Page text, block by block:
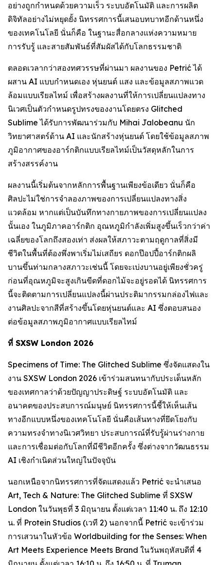
อย่างถูกกำหนดด้วยความเร็ว ระบบอัตโนมัติ และการผลิต
ดิจิทัลอย่างไม่หยุดยั้ง นิทรรศการนี้เสนอบทบาทอีกด้านหนึ่ง
ของเทคโนโลยี นั่นก็คือ ในฐานะสื่อกลางแห่งความหมาย
การรับรู้ และสายสัมพันธ์ที่สัมผัสได้กับโลกธรรมชาติ
ตลอดเวลากว่าสองทศวรรษที่ผ่านมา ผลงานของ Petrić ได้
ผสาน AI แบบกำหนดเอง หุ่นยนต์ แสง และข้อมูลสภาพแวด
ล้อมแบบเรียลไทม์ เพื่อสร้างผลงานที่ให้การเปลี่ยนแปลงทาง
นิเวศเป็นตัวกำหนดรูปทรงของงานโดยตรง Glitched
Sublime ได้รับการพัฒนาร่วมกับ Mihai Jalobeanu นัก
วิทยาศาสตร์ด้าน AI และนักสร้างหุ่นยนต์ โดยใช้ข้อมูลสภาพ
ภูมิอากาศของอาร์กติกแบบเรียลไทม์เป็นวัสดุหลักในการ
สร้างสรรค์งาน
ผลงานนี้เริ่มต้นจากหลักการพื้นฐานเพียงข้อเดียว นั่นก็คือ
ศิลปะไม่ใช่การจำลองภาพของการเปลี่ยนแปลงทางสิ่ง
แวดล้อม หากแต่เป็นบันทึกทางกายภาพของการเปลี่ยนแปลง
นั้นเอง ในภูมิภาคอาร์กติก อุณหภูมิกำลังเพิ่มสูงขึ้นเร็วกว่าค่า
เฉลี่ยของโลกถึงสองเท่า ส่งผลให้สภาวะตามฤดูกาลที่สิ่งมี
ชีวิตในพื้นที่ต้องพึ่งพาเริ่มไม่เสถียร ดอกป๊อปปี้อาร์กติกผลิ
บานขึ้นท่ามกลางสภาวะเช่นนี้ โดยจะเบ่งบานอยู่เพียงชั่วครู่
ก่อนที่อุณหภูมิจะสูงเกินขีดที่ดอกไม้จะอยู่รอดได้ นิทรรศการ
นี้จะติดตามการเปลี่ยนแปลงนี้ผ่านประติมากรรมกล่องไฟและ
งานศิลปะจากสีที่สร้างขึ้นโดยหุ่นยนต์และ AI ซึ่งตอบสนอง
ต่อข้อมูลสภาพภูมิอากาศแบบเรียลไทม์
ที่ SXSW London 2026
Specimens of Time: The Glitched Sublime ซึ่งจัดแสดงใน
งาน SXSW London 2026 เข้าร่วมสนทนากับประเด็นหลัก
ของเทศกาลว่าด้วยปัญญาประดิษฐ์ ระบบอัตโนมัติ และ
อนาคตของประสบการณ์มนุษย์ นิทรรศการนี้ชี้ให้เห็นเส้น
ทางอีกแบบหนึ่งของเทคโนโลยี นั่นคือเส้นทางที่ยึดโยงกับ
ความทรงจำทางนิเวศวิทยา ประสบการณ์ที่รับรู้ผ่านร่างกาย
และการเชื่อมต่อกับโลกที่มีชีวิตอีกครั้ง ซึ่งต่างจากวัฒนธรรม
AI เชิงกำเนิดส่วนใหญ่ในปัจจุบัน
นอกเหนือจากนิทรรศการที่จัดแสดงแล้ว Petrić จะนำเสนอ
Art, Tech & Nature: The Glitched Sublime ที่ SXSW
London ในวันพุธที่ 3 มิถุนายน ตั้งแต่เวลา 11:40 น. ถึง 12:10
น. ที่ Protein Studios (เวที 2) นอกจากนี้ Petrić จะเข้าร่วม
การเสวนาในหัวข้อ Worldbuilding for the Senses: When
Art Meets Experience Meets Brand ในวันพฤหัสบดีที่ 4